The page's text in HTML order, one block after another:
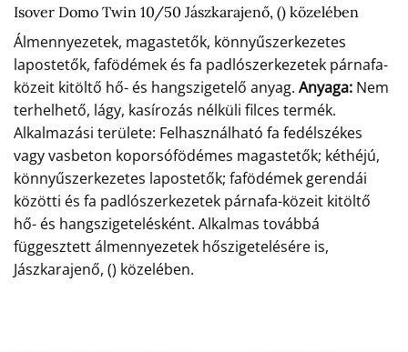
Isover Domo Twin 10/50 Jászkarajenő, () közelében
Álmennyezetek, magastetők, könnyűszerkezetes
lapostetők, fafödémek és fa padlószerkezetek párnafa-
közeit kitöltő hő- és hangszigetelő anyag. Anyaga: Nem
terhelhető, lágy, kasírozás nélküli filces termék.
Alkalmazási területe: Felhasználható fa fedélszékes
vagy vasbeton koporsófödémes magastetők; kéthéjú,
könnyűszerkezetes lapostetők; fafödémek gerendái
közötti és fa padlószerkezetek párnafa-közeit kitöltő
hő- és hangszigetelésként. Alkalmas továbbá
függesztett álmennyezetek hőszigetelésére is,
Jászkarajenő, () közelében.